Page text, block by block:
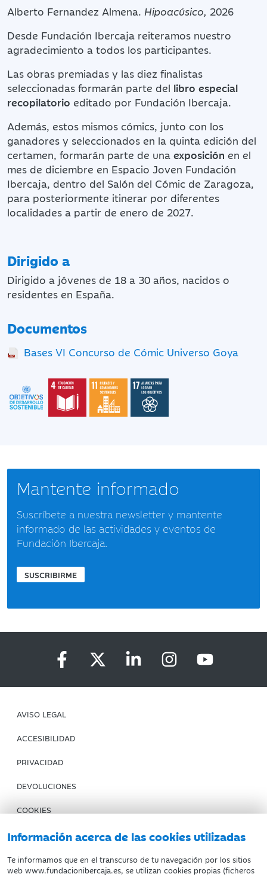
Información acerca de las cookies utilizadas
Te informamos que en el transcurso de tu navegación por los sitios
web www.fundacionibercaja.es, se utilizan cookies propias (ficheros
Alberto Fernandez Almena. Hipoacúsico, 2026
Desde Fundación Ibercaja reiteramos nuestro
agradecimiento a todos los participantes.
Las obras premiadas y las diez finalistas
seleccionadas formarán parte del libro especial
recopilatorio editado por Fundación Ibercaja.
Además, estos mismos cómics, junto con los
ganadores y seleccionados en la quinta edición del
certamen, formarán parte de una exposición en el
mes de diciembre en Espacio Joven Fundación
Ibercaja, dentro del Salón del Cómic de Zaragoza,
para posteriormente itinerar por diferentes
localidades a partir de enero de 2027.
Dirigido a
Dirigido a jóvenes de 18 a 30 años, nacidos o
residentes en España.
Documentos
Bases VI Concurso de Cómic Universo Goya
Mantente informado
Suscríbete a nuestra newsletter y mantente
informado de las actividades y eventos de
Fundación Ibercaja.
SUSCRIBIRME
AVISO LEGAL
ACCESIBILIDAD
PRIVACIDAD
DEVOLUCIONES
COOKIES
CONDICIONES DE COMPRA
IBERCAJA BANCO